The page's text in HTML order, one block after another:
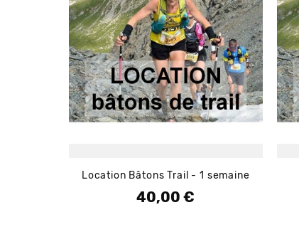
Location Bâtons Trail - 1 semaine
Prix
40,00 €